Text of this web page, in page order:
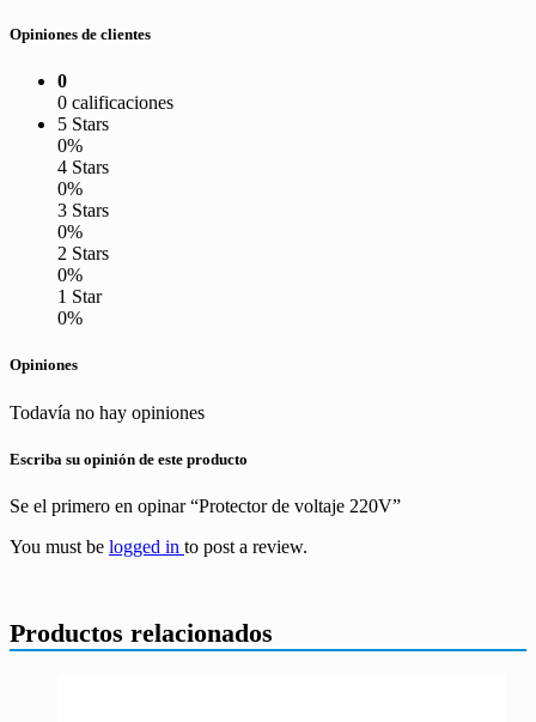
Opiniones de clientes
0
0 calificaciones
5 Stars
0%
4 Stars
0%
3 Stars
0%
2 Stars
0%
1 Star
0%
Opiniones
Todavía no hay opiniones
Escriba su opinión de este producto
Se el primero en opinar “Protector de voltaje 220V”
You must be logged in to post a review.
Productos relacionados